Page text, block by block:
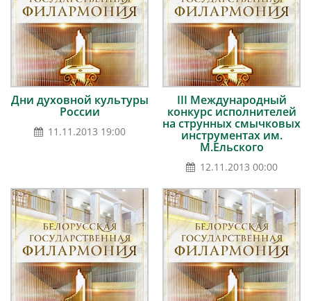
Дни духовной культуры
России
11.11.2013 19:00
III Международный
конкурс исполнителей
на струнных смычковых
инструментах им.
М.Ельского
12.11.2013 00:00